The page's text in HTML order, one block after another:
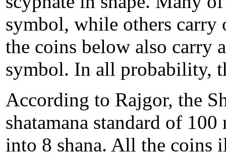
symbol, while others carry
the coins below also carry
symbol. In all probability,
According to Rajgor, the
shatamana standard of
into 8 shana. All the coins